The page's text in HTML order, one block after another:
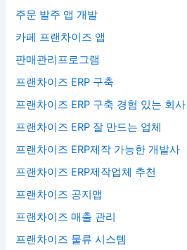
주문 발주 앱 개발
카페 프랜차이즈 앱
판매관리프로그램
프랜차이즈 ERP 구축
프랜차이즈 ERP 구축 경험 있는 회사
프랜차이즈 ERP 잘 만드는 업체
프랜차이즈 ERP제작 가능한 개발사
프랜차이즈 ERP제작업체 추천
프랜차이즈 공지앱
프랜차이즈 매출 관리
프랜차이즈 물류 시스템